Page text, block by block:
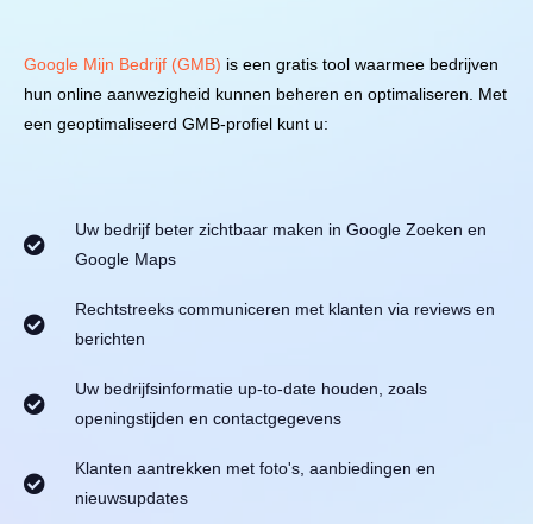
Google Mijn Bedrijf (GMB) is een gratis tool waarmee bedrijven
hun online aanwezigheid kunnen beheren en optimaliseren. Met
een geoptimaliseerd GMB-profiel kunt u:
Uw bedrijf beter zichtbaar maken in Google Zoeken en
Google Maps
Rechtstreeks communiceren met klanten via reviews en
berichten
Uw bedrijfsinformatie up-to-date houden, zoals
openingstijden en contactgegevens
Klanten aantrekken met foto's, aanbiedingen en
nieuwsupdates